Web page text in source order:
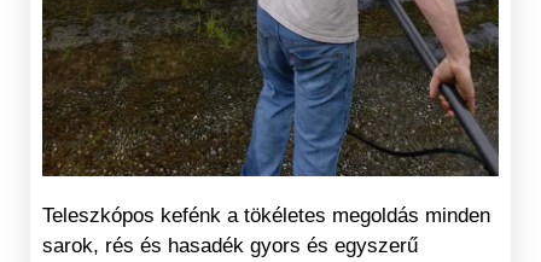
Teleszkópos kefénk a tökéletes megoldás minden
sarok, rés és hasadék gyors és egyszerű